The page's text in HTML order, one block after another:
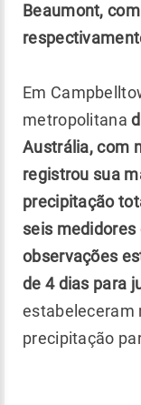
Beaumont,
Em
metropolitana
Austrália, com
registrou sua
precipitação
seis medidores
observações
de 4 dias para
estabeleceram
precipitação